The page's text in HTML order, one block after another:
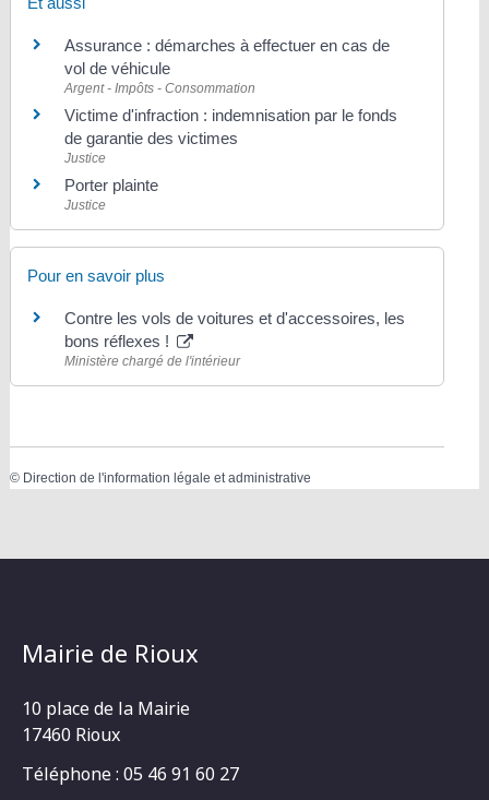
Assurance : démarches à effectuer en cas de
vol de véhicule
Argent - Impôts - Consommation
Victime d'infraction : indemnisation par le fonds
de garantie des victimes
Justice
Porter plainte
Justice
Pour en savoir plus
Contre les vols de voitures et d'accessoires, les
bons réflexes !
Ministère chargé de l'intérieur
© Direction de l'information légale et administrative
Mairie de Rioux
10 place de la Mairie
17460 Rioux
Téléphone : 05 46 91 60 27